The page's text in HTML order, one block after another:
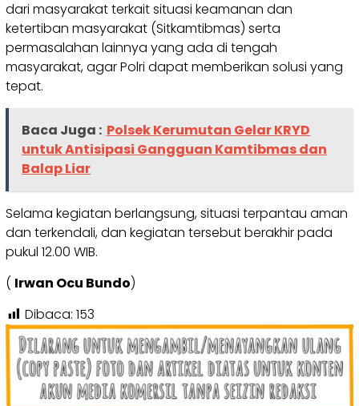
dari masyarakat terkait situasi keamanan dan
ketertiban masyarakat (Sitkamtibmas) serta
permasalahan lainnya yang ada di tengah
masyarakat, agar Polri dapat memberikan solusi yang
tepat.
Baca Juga : Polsek Kerumutan Gelar KRYD
untuk Antisipasi Gangguan Kamtibmas dan
Balap Liar
Selama kegiatan berlangsung, situasi terpantau aman
dan terkendali, dan kegiatan tersebut berakhir pada
pukul 12.00 WIB.
( Irwan Ocu Bundo)
Dibaca: 153